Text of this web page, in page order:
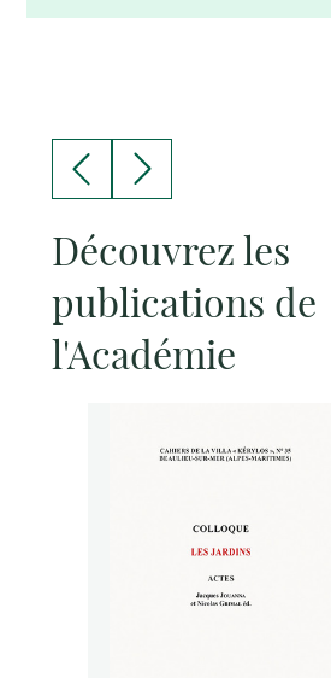
Découvrez les
publications de
l'Académie